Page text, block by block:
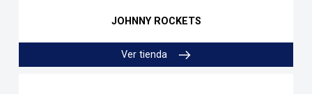
JOHNNY ROCKETS
Ver tienda